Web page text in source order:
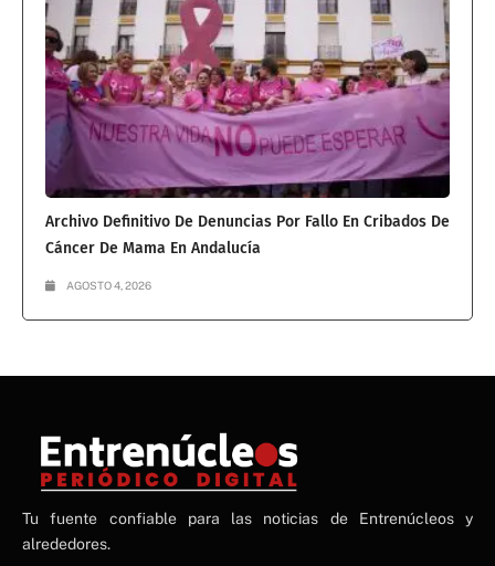
Archivo Definitivo De Denuncias Por Fallo En Cribados De
Cáncer De Mama En Andalucía
AGOSTO 4, 2026
NE
NEWS ELEMENTOR
Tu fuente confiable para las noticias de Entrenúcleos y
alrededores.